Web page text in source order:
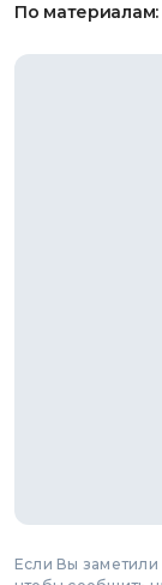
По материалам:
Если Вы